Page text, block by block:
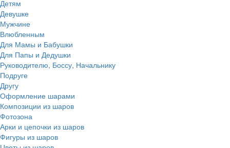
Детям
Девушке
Мужчине
Влюбленным
Для Мамы и Бабушки
Для Папы и Дедушки
Руководителю, Боссу, Начальнику
Подруге
Другу
Оформление шарами
Композиции из шаров
Фотозона
Арки и цепочки из шаров
Фигуры из шаров